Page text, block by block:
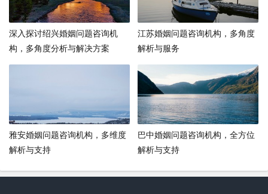
深入探讨绍兴婚姻问题咨询机
构，多角度分析与解决方案
江苏婚姻问题咨询机构，多角度
解析与服务
雅安婚姻问题咨询机构，多维度
解析与支持
巴中婚姻问题咨询机构，全方位
解析与支持